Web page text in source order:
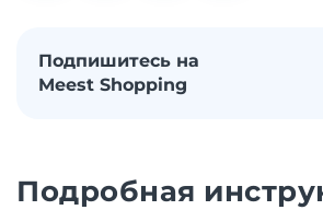
Подпишитесь на
Meest Shopping
Подробная